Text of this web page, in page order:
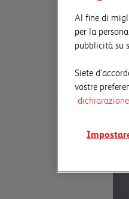
Al fine di
per la
pubblicità su
Siete
vostre